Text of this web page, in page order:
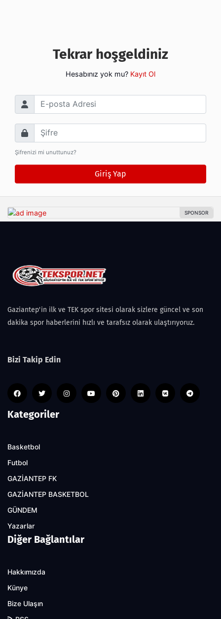
Tekrar hoşgeldiniz
Hesabınız yok mu? Kayıt Ol
E-posta Adresi
Şifre
Şifrenizi mi unuttunuz?
Giriş Yap
Gaziantep'in ilk ve TEK spor sitesi olarak sizlere güncel ve son
dakika spor haberlerini hızlı ve tarafsız olarak ulaştırıyoruz.
Bizi Takip Edin
Kategoriler
Basketbol
Futbol
GAZİANTEP FK
GAZİANTEP BASKETBOL
GÜNDEM
Yazarlar
Diğer Bağlantılar
Hakkımızda
Künye
Bize Ulaşın